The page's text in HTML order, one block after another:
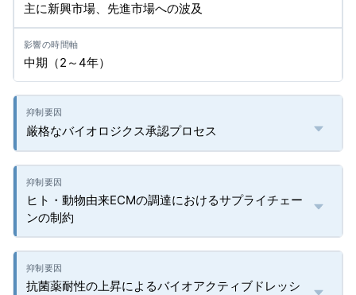
主に新興市場、先進市場への波及
中期（2～4年）
厳格なバイオロジクス承認プロセス
ヒト・動物由来ECMの調達におけるサプライチェー
ンの制約
抗菌薬耐性の上昇によるバイオアクティブドレッシ